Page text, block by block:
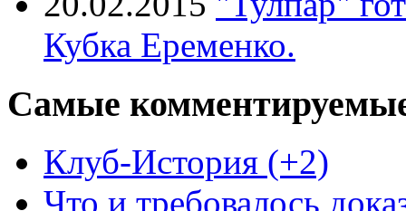
Кубка Еременко.
Самые
Клуб-История (+2)
Что и требовалось